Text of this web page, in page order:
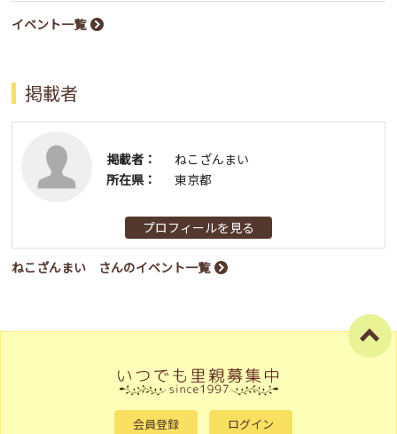
イベント一覧
掲載者
掲載者：
ねこざんまい
所在県：
東京都
プロフィールを見る
ねこざんまい さんのイベント一覧
会員登録 ログイン